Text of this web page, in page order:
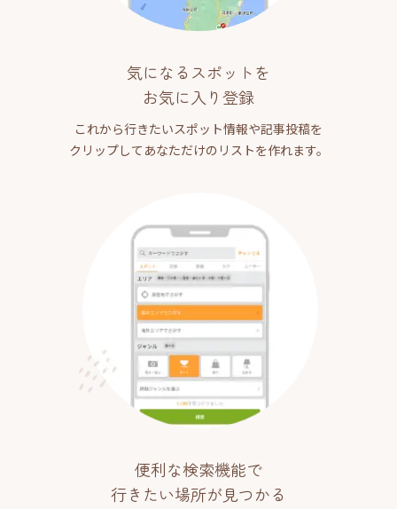
気になるスポットを
お気に入り登録
これから行きたいスポット情報や記事投稿を
クリップしてあなただけのリストを作れます。
便利な検索機能で
行きたい場所が見つかる